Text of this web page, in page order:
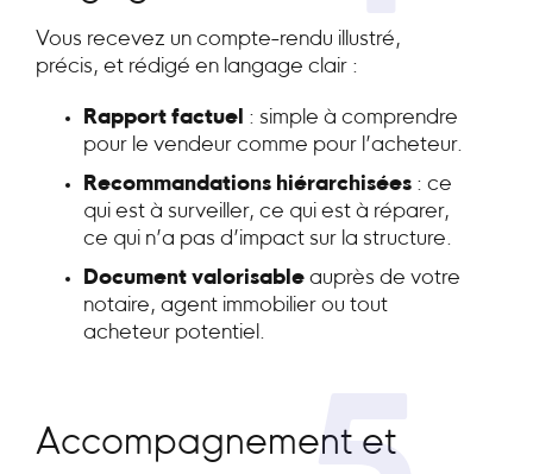
Vous recevez un compte-rendu illustré,
précis, et rédigé en langage clair :
Rapport factuel : simple à comprendre
pour le vendeur comme pour l’acheteur.
Recommandations hiérarchisées : ce
qui est à surveiller, ce qui est à réparer,
ce qui n’a pas d’impact sur la structure.
Document valorisable auprès de votre
notaire, agent immobilier ou tout
acheteur potentiel.
Accompagnement et